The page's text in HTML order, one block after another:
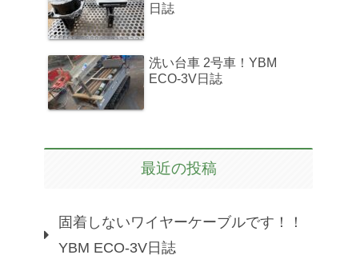
日誌
洗い台車 2号車！YBM
ECO-3V日誌
最近の投稿
固着しないワイヤーケーブルです！！
YBM ECO-3V日誌